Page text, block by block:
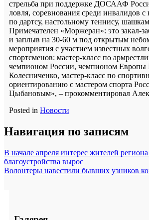
стрельба при поддержке ДОСААФ
ловля, соревнования среди инвалидов
по дартсу, настольному теннису,
Примечателен «Моржеран»: это закал-
и заплыв на 30-60 м под открытым
мероприятия с участием известных
спортсменов: мастер-класс по
чемпионом России, чемпионом Европы
Колесниченко, мастер-класс по
ориентированию с мастером спорта
Цыбановым», – прокомментировал
Posted in Новости
Навигация по записям
В начале апреля интерес жителей
благоустройства вырос
Волонтеры навестили бывших узников